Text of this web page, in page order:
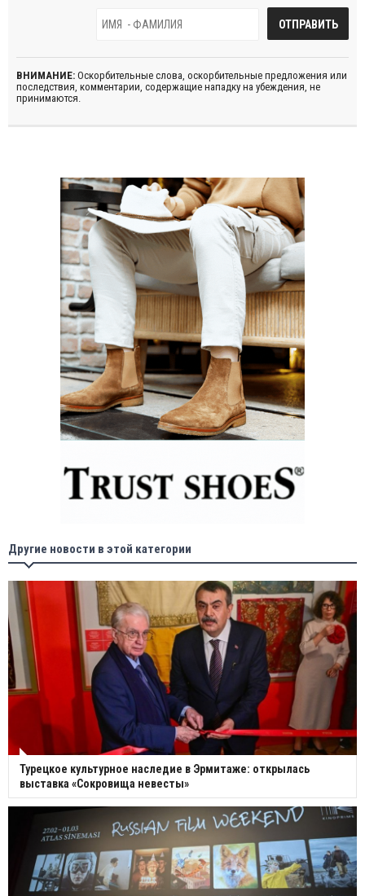
ВНИМАНИЕ: Оскорбительные слова, оскорбительные предложения или
последствия, комментарии, содержащие нападку на убеждения, не
принимаются.
Другие новости в этой категории
Турецкое культурное наследие в Эрмитаже: открылась
выставка «Сокровища невесты»